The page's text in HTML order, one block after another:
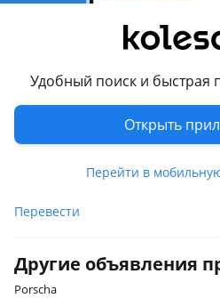
Удобный поиск и быстрая
Открыть
Перейти в
2020 - н.в. 971 рестайлинг, 2016
Комментарий продавца
Водительский блок кнопок
Новый
Panamera 971
Перевести
Другие объявления
Porscha